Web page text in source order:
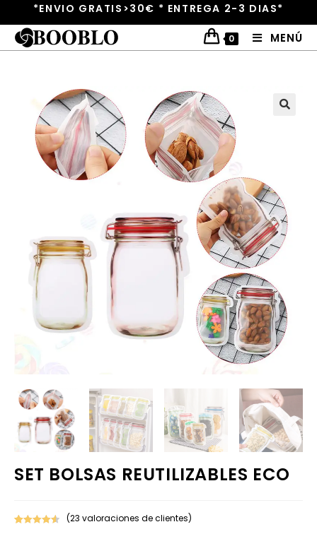
*ENVIO GRATIS>30€ * ENTREGA 2-3 DIAS*
0 MENÚ
SET BOLSAS REUTILIZABLES ECO
(23 valoraciones de clientes)